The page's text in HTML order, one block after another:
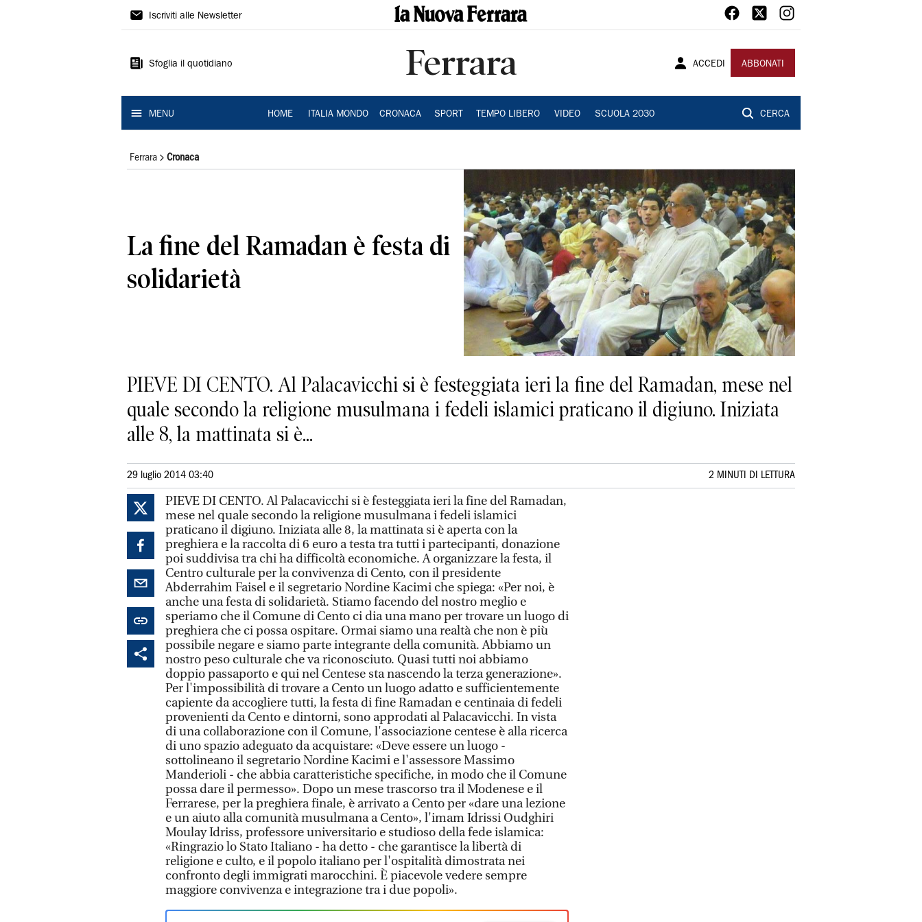
La
Ferrara
Iscriviti alle Newsletter
Sfoglia il quotidiano Ferrara ACCEDI ABBONATI
MENU HOME ITALIA MONDO CRONACA SPORT TEMPO LIBERO VIDEO SCUOLA 2030 CERCA
Ferrara Cronaca
La fine del Ramadan è festa di
solidarietà
PIEVE DI CENTO. Al Palacavicchi si è festeggiata ieri la fine del Ramadan, mese nel
quale secondo la religione musulmana i fedeli islamici praticano il digiuno. Iniziata
alle 8, la mattinata si è...
29 luglio 2014 03:40 2 MINUTI DI LETTURA
PIEVE DI CENTO. Al Palacavicchi si è festeggiata ieri la fine del Ramadan,
mese nel quale secondo la religione musulmana i fedeli islamici
praticano il digiuno. Iniziata alle 8, la mattinata si è aperta con la
preghiera e la raccolta di 6 euro a testa tra tutti i partecipanti, donazione
poi suddivisa tra chi ha difficoltà economiche. A organizzare la festa, il
Centro culturale per la convivenza di Cento, con il presidente
Abderrahim Faisel e il segretario Nordine Kacimi che spiega: «Per noi, è
anche una festa di solidarietà. Stiamo facendo del nostro meglio e
speriamo che il Comune di Cento ci dia una mano per trovare un luogo di
preghiera che ci possa ospitare. Ormai siamo una realtà che non è più
possibile negare e siamo parte integrante della comunità. Abbiamo un
nostro peso culturale che va riconosciuto. Quasi tutti noi abbiamo
doppio passaporto e qui nel Centese sta nascendo la terza generazione».
Per l'impossibilità di trovare a Cento un luogo adatto e sufficientemente
capiente da accogliere tutti, la festa di fine Ramadan e centinaia di fedeli
provenienti da Cento e dintorni, sono approdati al Palacavicchi. In vista
di una collaborazione con il Comune, l'associazione centese è alla ricerca
di uno spazio adeguato da acquistare: «Deve essere un luogo -
sottolineano il segretario Nordine Kacimi e l'assessore Massimo
Manderioli - che abbia caratteristiche specifiche, in modo che il Comune
possa dare il permesso». Dopo un mese trascorso tra il Modenese e il
Ferrarese, per la preghiera finale, è arrivato a Cento per «dare una lezione
e un aiuto alla comunità musulmana a Cento», l'imam Idrissi Oudghiri
Moulay Idriss, professore universitario e studioso della fede islamica:
«Ringrazio lo Stato Italiano - ha detto - che garantisce la libertà di
religione e culto, e il popolo italiano per l'ospitalità dimostrata nei
confronto degli immigrati marocchini. È piacevole vedere sempre
maggiore convivenza e integrazione tra i due popoli».